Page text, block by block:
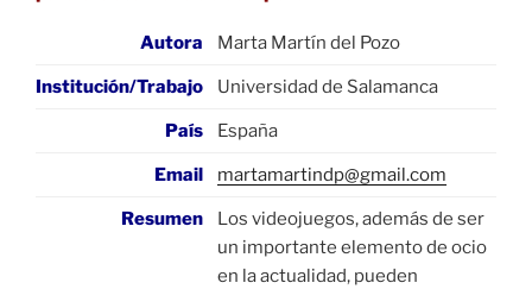
Autora Marta Martín del Pozo
Institución/Trabajo Universidad de Salamanca
País España
Email martamartindp@gmail.com
Resumen
Los videojuegos, además de ser
un importante elemento de ocio
en la actualidad, pueden